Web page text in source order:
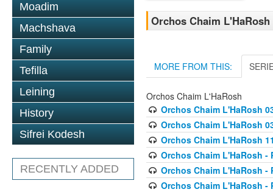
Moadim
Machshava
Family
Tefilla
Leining
History
Sifrei Kodesh
RECENTLY ADDED
Orchos Chaim
MORE FROM THIS:
Orchos Chaim L'HaRosh
Orchos Chaim L'HaRosh
Orchos Chaim L'HaRosh
Orchos Chaim L'HaRosh
Orchos Chaim L'HaRosh -
Orchos Chaim L'HaRosh -
Orchos Chaim L'HaRosh -